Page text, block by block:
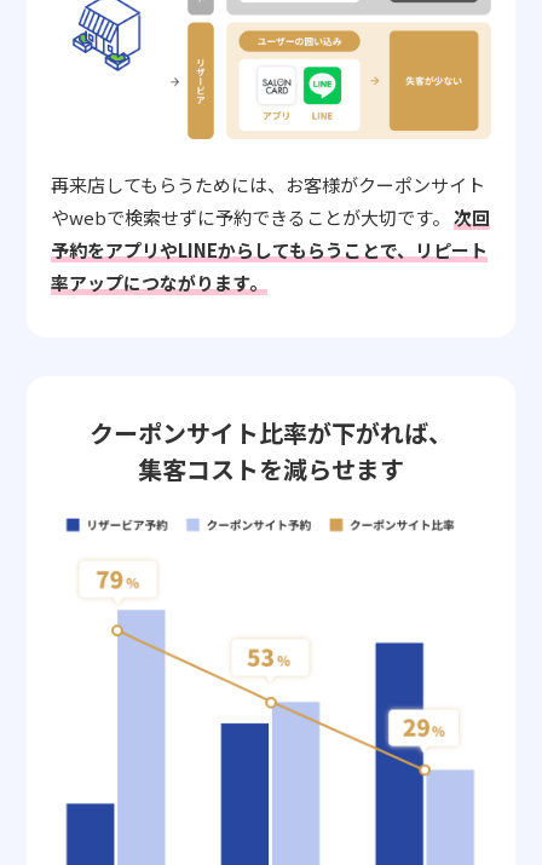
再来店してもらうためには、お客様がクーポンサイト
やwebで検索せずに予約できることが大切です。 次回
予約をアプリやLINEからしてもらうことで、リピート
率アップにつながります。
クーポンサイト比率が下がれば、
集客コストを減らせます